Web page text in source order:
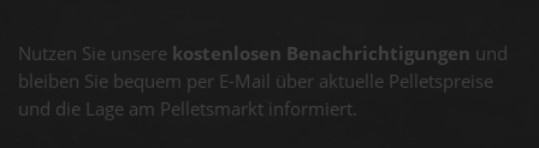
Nutzen Sie unsere kostenlosen Benachrichtigungen und
bleiben Sie bequem per E-Mail über aktuelle Pelletspreise
und die Lage am Pelletsmarkt informiert.